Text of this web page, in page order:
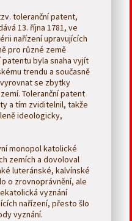
toleranční patent,
13. října 1781, ve
nařízení upravujících
pro různé země
byla snaha vyjít
trendu a současně
se zbytky
Toleranční patent
a tím zviditelnil, takže
ideologicky,
monopol katolické
zemích a dovoloval
luteránské, kalvínské
o zrovnoprávnění, ale
vyznání
nařízení, přesto šlo
vyznání.